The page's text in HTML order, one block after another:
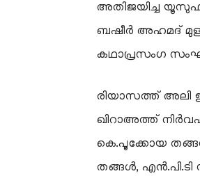
അതിജയിച്ച യൂസുഫ്
ബഷീർ അഹമദ്
കഥാപ്രസംഗ
രിയാസത്ത് അലി
ഖിറാഅത്ത്
കെ.പൂക്കോയ
തങ്ങൾ,